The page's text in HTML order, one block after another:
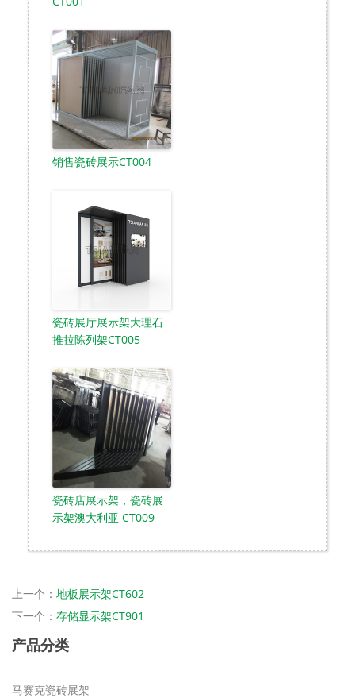
销售瓷砖展示CT004
瓷砖展厅展示架大理石
推拉陈列架CT005
瓷砖店展示架，瓷砖展
示架澳大利亚 CT009
上一个： 地板展示架CT602
下一个： 存储显示架CT901
产品分类
马赛克瓷砖展架